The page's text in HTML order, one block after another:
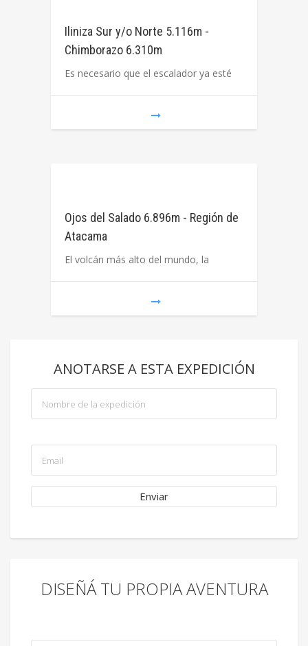
Iliniza Sur y/o Norte 5.116m -
Chimborazo 6.310m
Es necesario que el escalador ya esté
Ojos del Salado 6.896m - Región de
Atacama
El volcán más alto del mundo, la
ANOTARSE A ESTA EXPEDICIÓN
DISEÑÁ TU PROPIA AVENTURA